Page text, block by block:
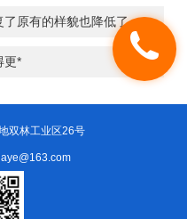
样貌也降低了人工劳动强度
更*
双林工业区26号